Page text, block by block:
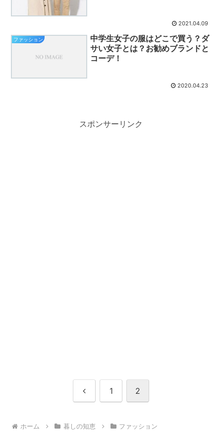
2021.04.09
ファッション
中学生女子の服はどこで買う？ダ
サい女子とは？お勧めブランドと
コーデ！
2020.04.23
スポンサーリンク
前 1 2
ホーム 暮しの知恵 ファッション